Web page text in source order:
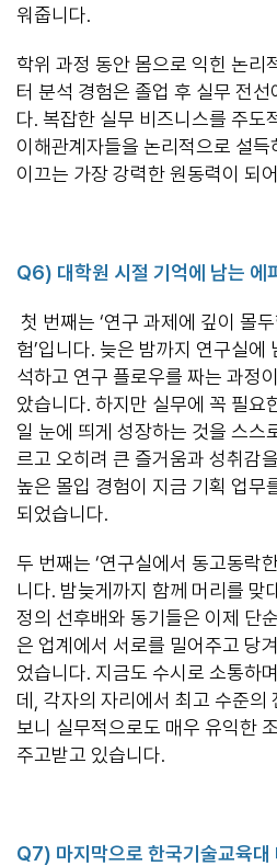
워줍니다.
학위 과정 동안 몸으로 익힌 논리
터 분석 경험은 졸업 후 실무 전
다. 복잡한 실무 비즈니스를 주도
이해관계자들을 논리적으로 설
이끄는 가장 강력한 원동력이 되
Q6) 대학원 시절 기억에 남는 에
첫 번째는 ‘연구 과제에 깊이 몰
험’입니다. 늦은 밤까지 연구실에
석하고 연구 플로우를 짜는 과정
았습니다. 하지만 실무에 꼭 필요
일 눈에 띄게 성장하는 것을 스스
르고 오히려 큰 즐거움과 성취감
높은 몰입 경험이 지금 기획 업무
되었습니다.
두 번째는 ‘연구실에서 동고동락
니다. 밤늦게까지 함께 머리를 맞
정의 선후배와 동기들은 이제 단
은 업계에서 서로를 밀어주고 당
었습니다. 지금도 수시로 소통하
데, 각자의 자리에서 최고 수준의
보니 실무적으로도 매우 유익한
주고받고 있습니다.
Q7) 마지막으로 한국기술교육